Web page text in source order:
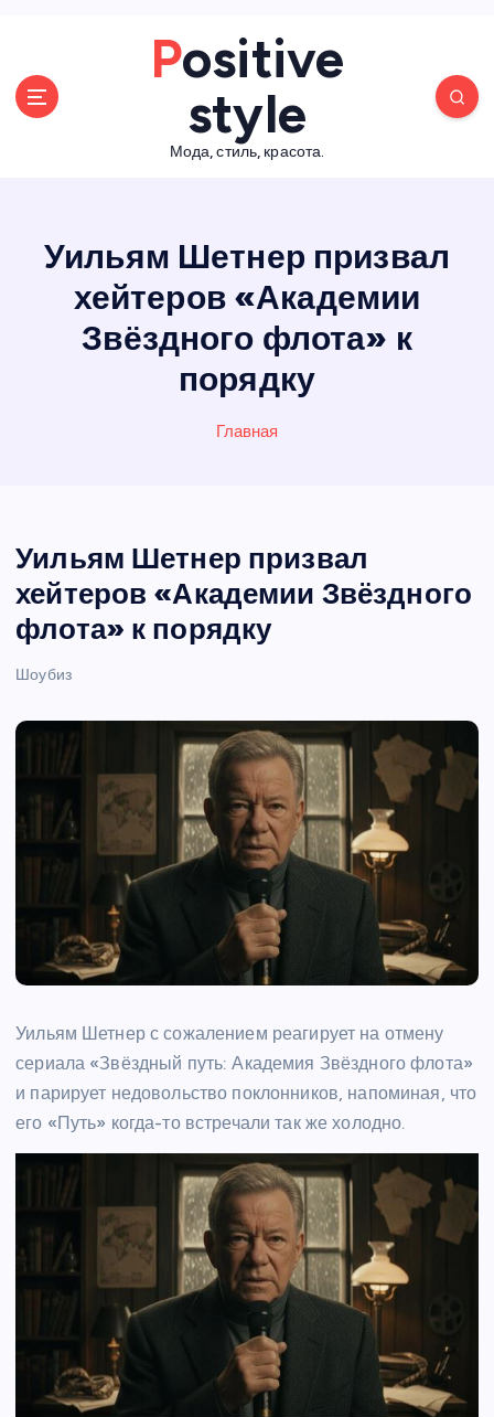
Positive
style
Мода, стиль, красота.
Уильям Шетнер призвал
хейтеров «Академии
Звёздного флота» к
порядку
Главная
Уильям Шетнер призвал
хейтеров «Академии Звёздного
флота» к порядку
Шоубиз
Уильям Шетнер с сожалением реагирует на отмену
сериала «Звёздный путь: Академия Звёздного флота»
и парирует недовольство поклонников, напоминая, что
его «Путь» когда-то встречали так же холодно.